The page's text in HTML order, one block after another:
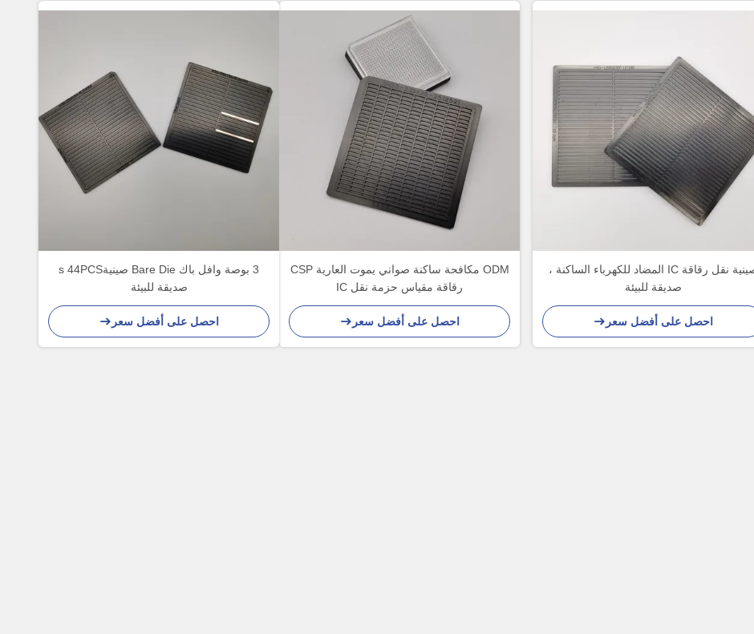
صينية نقل رقاقة IC المضاد للكهرباء الساكنة ،
صديقة للبيئة
احصل على أفضل سعر
ODM مكافحة ساكنة صواني يموت العارية CSP
رقاقة مقياس حزمة نقل IC
احصل على أفضل سعر
3 بوصة وافل باك Bare Die صينيةs 44PCS
صديقة للبيئة
احصل على أفضل سعر